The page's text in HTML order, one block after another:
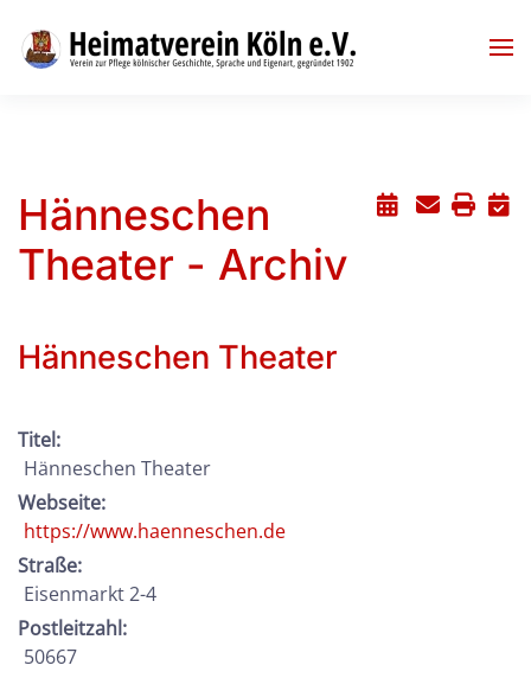
Skip to main content
Hänneschen
Theater - Archiv
Hänneschen Theater
Titel:
Hänneschen Theater
Webseite:
https://www.haenneschen.de
Straße:
Eisenmarkt 2-4
Postleitzahl:
50667